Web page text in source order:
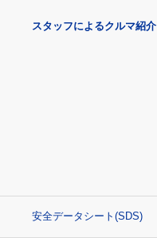
スタッフによるクルマ紹介
安全データシート(SDS)